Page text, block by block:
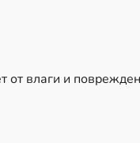
влаги и